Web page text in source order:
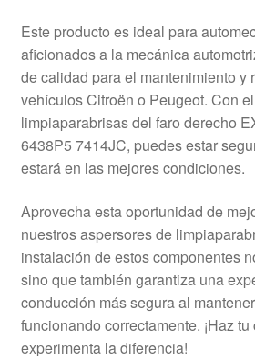
Procedimiento de Reclamación
Queja
Sobre nosotros
Términos y Condiciones
Transporte
Este producto es ideal para
aficionados a la mecánica
de calidad para el mantenimiento y
vehículos Citroën o Peugeot. Con
limpiaparabrisas del faro derecho
6438P5 7414JC, puedes estar
estará en las mejores condiciones.
Aprovecha esta oportunidad de
nuestros aspersores de
instalación de estos componentes
sino que también garantiza una
conducción más segura al
funcionando correctamente. ¡Haz
experimenta la diferencia!